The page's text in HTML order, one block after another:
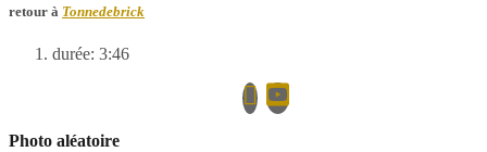
retour à Tonnedebrick
durée: 3:46
Photo aléatoire